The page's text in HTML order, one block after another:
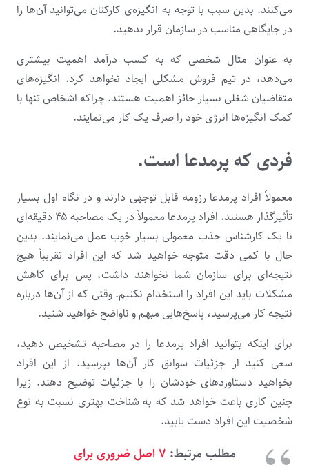
می‌کنند. بدین سبب با توجه به انگیزه‌ی کارکنان می‌توانید آن‌ها را
در جایگاهی مناسب در سازمان قرار بدهید.
به عنوان مثال شخصی که به کسب درآمد اهمیت بیشتری
می‌دهد، در تیم فروش مشکلی ایجاد نخواهد کرد. انگیزه‌های
متقاضیان شغلی بسیار حائز اهمیت هستند. چراکه اشخاص تنها با
کمک انگیزه‌ها انرژی خود را صرف یک کار می‌نمایند.
فردی که پرمدعا است.
معمولاً افراد پرمدعا رزومه قابل توجهی دارند و در نگاه اول بسیار
تأثیرگذار هستند. افراد پرمدعا معمولاً در یک مصاحبه ۴۵ دقیقه‌ای
با یک کارشناس جذب معمولی بسیار خوب عمل می‌نمایند. بدین
حال با کمی دقت متوجه خواهید شد که این افراد تقریباً هیج
نتیجه‌ای برای سازمان شما نخواهند داشت، پس برای کاهش
مشکلات باید این افراد را استخدام نکنیم. وقتی که از آن‌ها درباره
نتیجه کار می‌پرسید، پاسخ‌هایی مبهم و ناواضح خواهید شنید.
برای اینکه بتوانید افراد پرمدعا را در مصاحبه تشخیص دهید،
سعی کنید از جزئیات سوابق کار آن‌ها بپرسید. از این افراد
بخواهید دستاوردهای خودشان را با جزئیات توضیح دهند. زیرا
چنین کاری باعث خواهد شد که به شناخت بهتری نسبت به نوع
شخصیت این افراد دست یابید.
مطلب مرتبط:
۷ اصل ضروری برای